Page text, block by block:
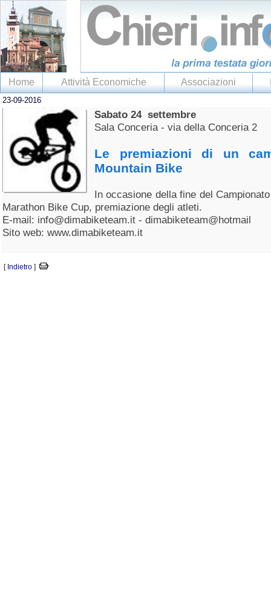
Home Attività Economiche Associazioni
23-09-2016
Sabato 24 settembre
Sala Conceria - via della Conceria 2
Le premiazioni di un
Mountain Bike
In occasione della fine del
Marathon Bike Cup, premiazione degli atleti.
E-mail: info@dimabiketeam.it - dimabiketeam@hotmail
Sito web: www.dimabiketeam.it
[ Indietro ]